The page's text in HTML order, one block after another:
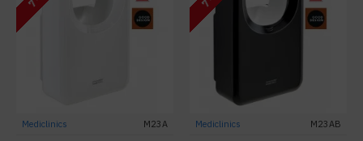
Mediclinics M23A Mediclinics M23AB